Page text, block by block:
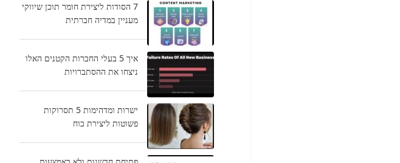
7 הסודות ליצירת חומר תוכן שיווקי
מעניין במדיה חברתית
איך 5 בעלי החברות הקטנים האלו
ניצחו את ההסתברויות
ישרות ומדהימות 5 תסרוקות
פשוטות ליצירת כוח